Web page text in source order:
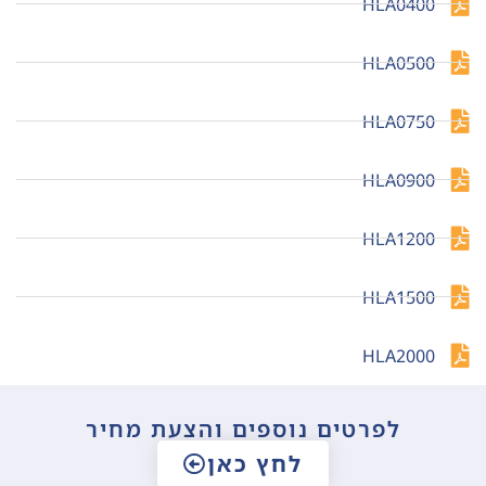
HLA0500
HLA0750
HLA0900
HLA1200
HLA1500
HLA2000
לפרטים נוספים והצעת מחיר
לחץ כאן